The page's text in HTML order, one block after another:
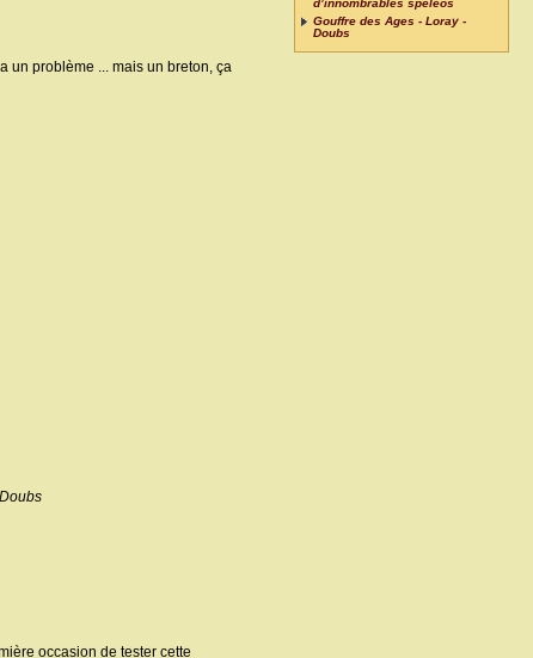
un problème ... mais un breton, ça
occasion de tester cette
d’innombrables spéléos
Gouffre des Ages - Loray -
Doubs